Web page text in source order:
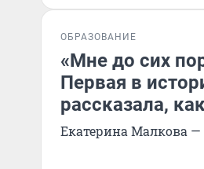
ОБРАЗОВАНИЕ
«Мне до сих
Первая в
рассказала,
Екатерина Малкова